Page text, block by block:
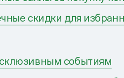
скидки для
событиям